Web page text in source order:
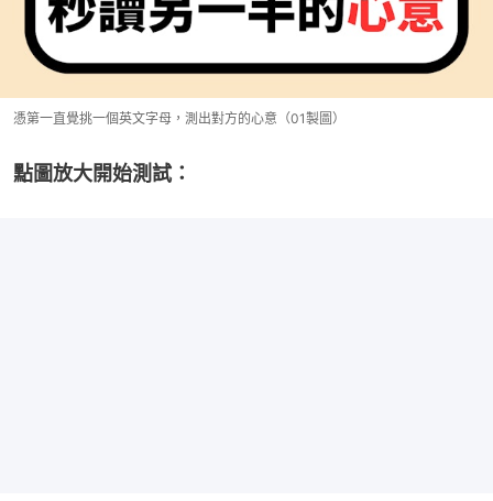
憑第一直覺挑一個英文字母，測出對方的心意（01製圖）
點圖放大開始測試：